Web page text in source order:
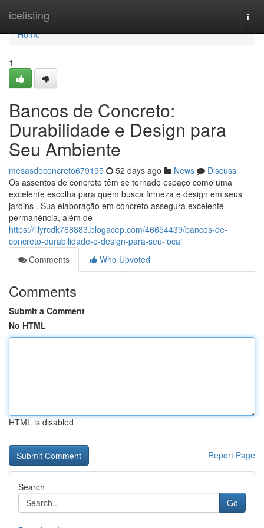
icelisting
Home
Home
1
Bancos de Concreto:
Durabilidade e Design para
Seu Ambiente
mesasdeconcreto679195 52 days ago News
Discuss
Os assentos de concreto têm se tornado espaço como uma
excelente escolha para quem busca firmeza e design em seus
jardins . Sua elaboração em concreto assegura excelente
permanência, além de
https://lilyrcdk768883.blogacep.com/46654439/bancos-de-
concreto-durabilidade-e-design-para-seu-local
Comments
Who Upvoted
Comments
Submit a Comment
No HTML
HTML is disabled
Report Page
Search
Go